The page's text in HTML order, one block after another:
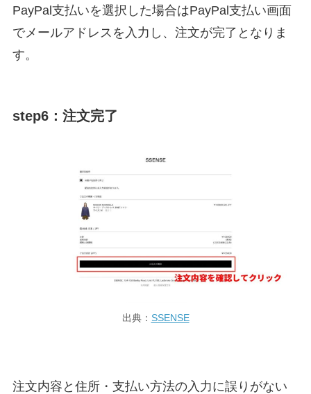
PayPal支払いを選択した場合はPayPal支払い画面
でメールアドレスを入力し、注文が完了となりま
す。
step6：注文完了
出典： SSENSE
注文内容と住所・支払い方法の入力に誤りがない